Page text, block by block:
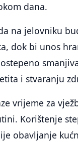
dana.
na jelovniku
dok bi unos
i stvaranju
vrijeme za
Korištenje
obavljanje